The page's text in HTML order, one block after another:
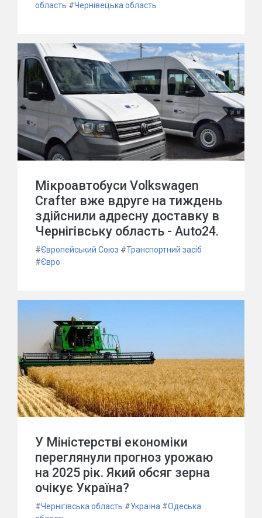
область #Чернівецька область
Мікроавтобуси Volkswagen
Crafter вже вдруге на тиждень
здійснили адресну доставку в
Чернігівську область - Auto24.
#Європейський Союз #Транспортний засіб
#Євро
У Міністерстві економіки
переглянули прогноз урожаю
на 2025 рік. Який обсяг зерна
очікує Україна?
#Чернігівська область #Україна #Одеська